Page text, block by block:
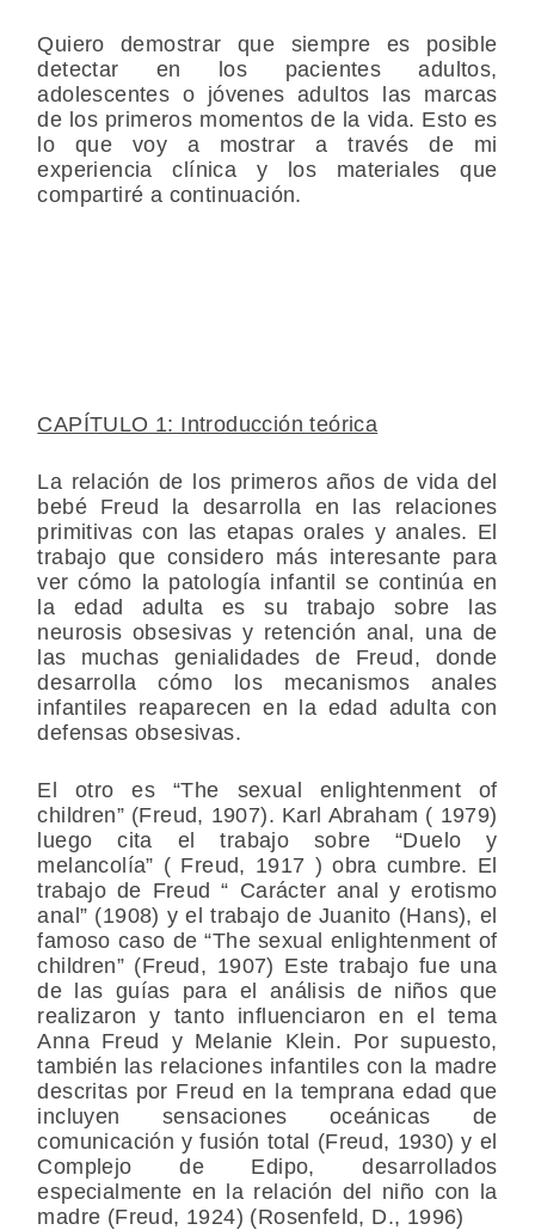
Quiero demostrar que siempre es posible
detectar en los pacientes adultos,
adolescentes o jóvenes adultos las marcas
de los primeros momentos de la vida. Esto es
lo que voy a mostrar a través de mi
experiencia clínica y los materiales que
compartiré a continuación.
CAPÍTULO 1: Introducción teórica
La relación de los primeros años de vida del
bebé Freud la desarrolla en las relaciones
primitivas con las etapas orales y anales. El
trabajo que considero más interesante para
ver cómo la patología infantil se continúa en
la edad adulta es su trabajo sobre las
neurosis obsesivas y retención anal, una de
las muchas genialidades de Freud, donde
desarrolla cómo los mecanismos anales
infantiles reaparecen en la edad adulta con
defensas obsesivas.
El otro es “The sexual enlightenment of
children” (Freud, 1907). Karl Abraham ( 1979)
luego cita el trabajo sobre “Duelo y
melancolía” ( Freud, 1917 ) obra cumbre. El
trabajo de Freud “ Carácter anal y erotismo
anal” (1908) y el trabajo de Juanito (Hans), el
famoso caso de “The sexual enlightenment of
children” (Freud, 1907) Este trabajo fue una
de las guías para el análisis de niños que
realizaron y tanto influenciaron en el tema
Anna Freud y Melanie Klein. Por supuesto,
también las relaciones infantiles con la madre
descritas por Freud en la temprana edad que
incluyen sensaciones oceánicas de
comunicación y fusión total (Freud, 1930) y el
Complejo de Edipo, desarrollados
especialmente en la relación del niño con la
madre (Freud, 1924) (Rosenfeld, D., 1996)